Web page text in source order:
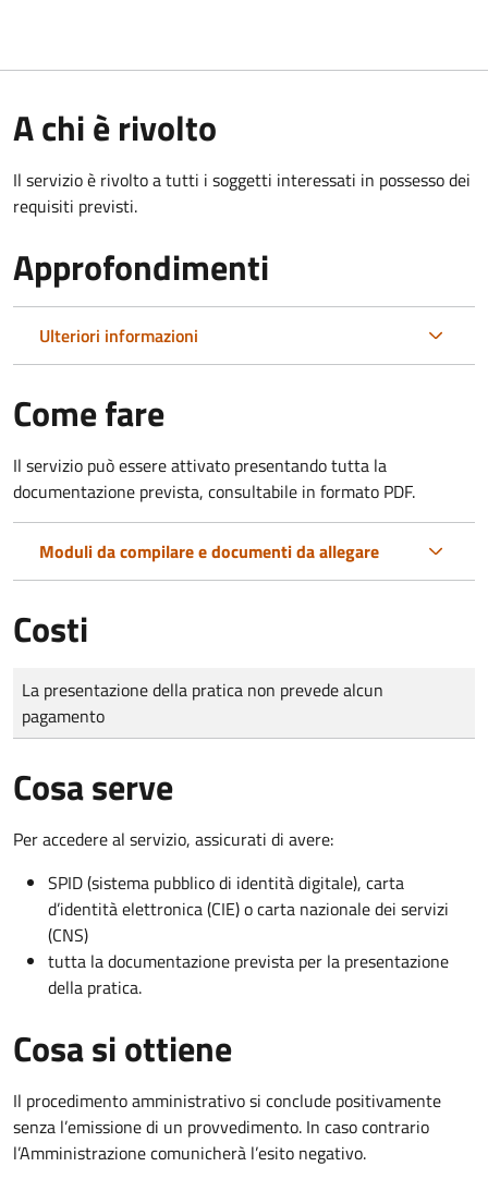
A chi è rivolto
Il servizio è rivolto a tutti i soggetti interessati in possesso dei
requisiti previsti.
Approfondimenti
Ulteriori informazioni
Come fare
Il servizio può essere attivato presentando tutta la
documentazione prevista, consultabile in formato PDF.
Moduli da compilare e documenti da allegare
Costi
Tipo di pagamento
Importo
La presentazione della pratica non prevede alcun
pagamento
Cosa serve
Per accedere al servizio, assicurati di avere:
SPID (sistema pubblico di identità digitale), carta
d’identità elettronica (CIE) o carta nazionale dei servizi
(CNS)
tutta la documentazione prevista per la presentazione
della pratica.
Cosa si ottiene
Il procedimento amministrativo si conclude positivamente
senza l’emissione di un provvedimento. In caso contrario
l’Amministrazione comunicherà l’esito negativo.